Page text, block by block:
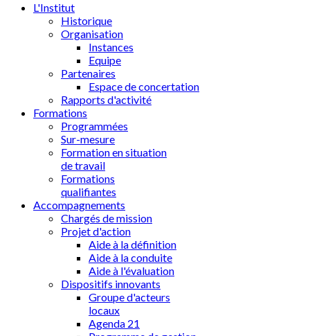
L'Institut
Historique
Organisation
Instances
Equipe
Partenaires
Espace de concertation
Rapports d'activité
Formations
Programmées
Sur-mesure
Formation en situation
de travail
Formations
qualifiantes
Accompagnements
Chargés de mission
Projet d'action
Aide à la définition
Aide à la conduite
Aide à l'évaluation
Dispositifs innovants
Groupe d'acteurs
locaux
Agenda 21